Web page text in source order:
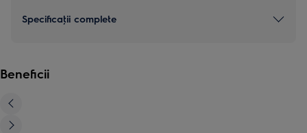
Specificaţii complete
Beneficii